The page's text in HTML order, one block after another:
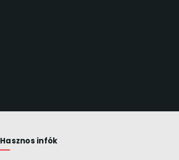
Hasznos infók